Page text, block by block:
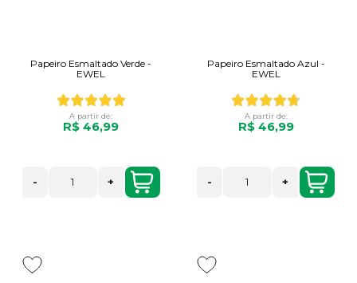
Papeiro Esmaltado Verde -
EWEL
A partir de:
R$ 46,99
- +
Papeiro Esmaltado Azul -
EWEL
A partir de:
R$ 46,99
- +